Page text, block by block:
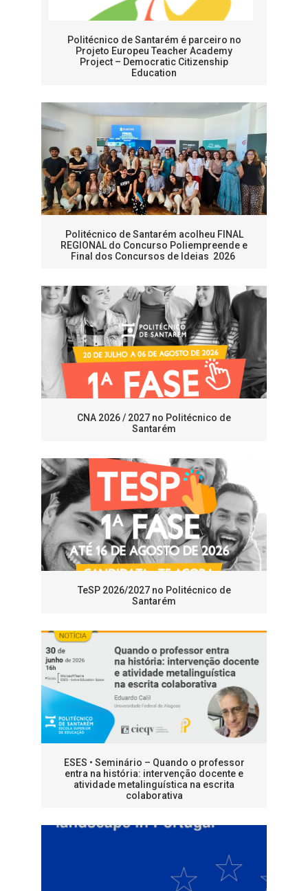
Politécnico de Santarém é parceiro no
Projeto Europeu Teacher Academy
Project – Democratic Citizenship
Education
Politécnico de Santarém acolheu FINAL
REGIONAL do Concurso Poliempreende e
Final dos Concursos de Ideias 2026
CNA 2026 / 2027 no Politécnico de
Santarém
TeSP 2026/2027 no Politécnico de
Santarém
ESES • Seminário – Quando o professor
entra na história: intervenção docente e
atividade metalinguística na escrita
colaborativa